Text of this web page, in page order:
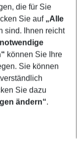
die für Sie
Sie auf „Alle
sind. Ihnen reicht
können Sie Ihre
Sie können
Sie dazu
ändern“.